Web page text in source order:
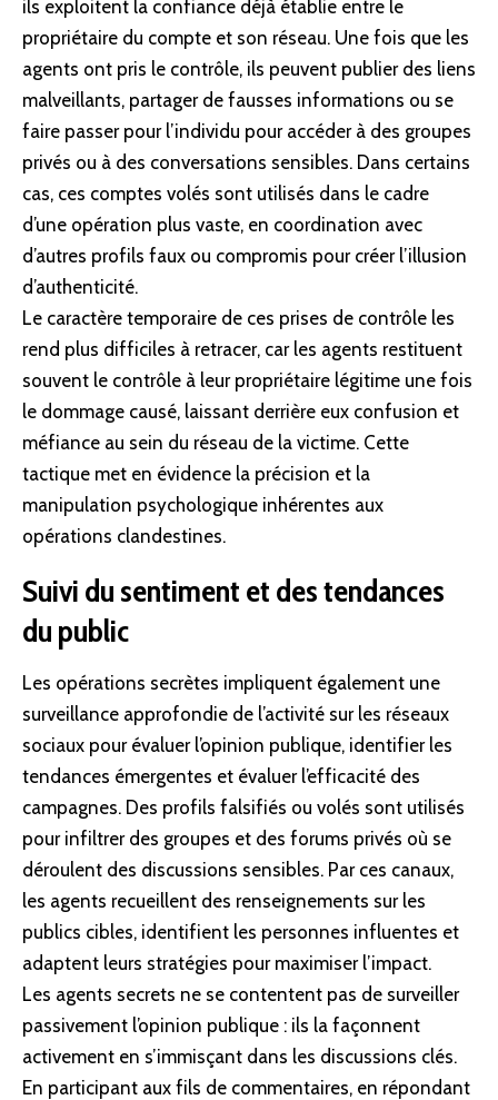
ils exploitent la confiance déjà établie entre le
propriétaire du compte et son réseau. Une fois que les
agents ont pris le contrôle, ils peuvent publier des liens
malveillants, partager de fausses informations ou se
faire passer pour l’individu pour accéder à des groupes
privés ou à des conversations sensibles. Dans certains
cas, ces comptes volés sont utilisés dans le cadre
d’une opération plus vaste, en coordination avec
d’autres profils faux ou compromis pour créer l’illusion
d’authenticité.
Le caractère temporaire de ces prises de contrôle les
rend plus difficiles à retracer, car les agents restituent
souvent le contrôle à leur propriétaire légitime une fois
le dommage causé, laissant derrière eux confusion et
méfiance au sein du réseau de la victime. Cette
tactique met en évidence la précision et la
manipulation psychologique inhérentes aux
opérations clandestines.
Suivi du sentiment et des tendances
du public
Les opérations secrètes impliquent également une
surveillance approfondie de l’activité sur les réseaux
sociaux pour évaluer l’opinion publique, identifier les
tendances émergentes et évaluer l’efficacité des
campagnes. Des profils falsifiés ou volés sont utilisés
pour infiltrer des groupes et des forums privés où se
déroulent des discussions sensibles. Par ces canaux,
les agents recueillent des renseignements sur les
publics cibles, identifient les personnes influentes et
adaptent leurs stratégies pour maximiser l’impact.
Les agents secrets ne se contentent pas de surveiller
passivement l’opinion publique : ils la façonnent
activement en s’immisçant dans les discussions clés.
En participant aux fils de commentaires, en répondant